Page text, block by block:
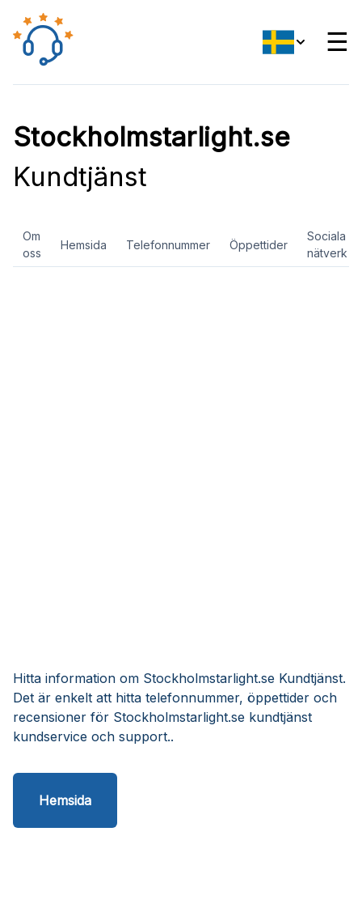
☰
Stockholmstarlight.se
Kundtjänst
Om
oss
Hemsida Telefonnummer Öppettider
Sociala
nätverk
Hitta information om Stockholmstarlight.se Kundtjänst.
Det är enkelt att hitta telefonnummer, öppettider och
recensioner för Stockholmstarlight.se kundtjänst
kundservice och support..
Hemsida